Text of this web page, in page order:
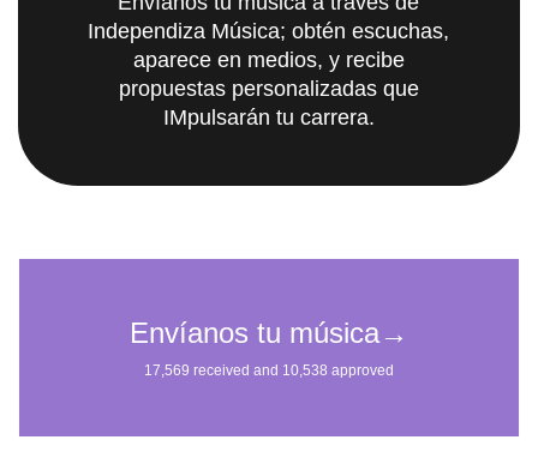
Independiza Música; obtén escuchas,
aparece en medios, y recibe
propuestas personalizadas que
IMpulsarán tu carrera.